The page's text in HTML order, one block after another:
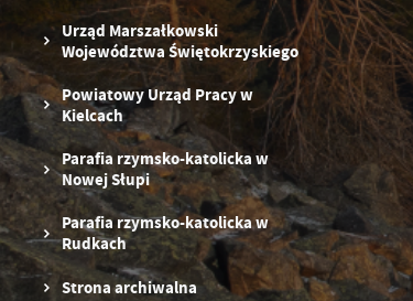
Urząd Marszałkowski
Województwa Świętokrzyskiego
Powiatowy Urząd Pracy w
Kielcach
Parafia rzymsko-katolicka w
Nowej Słupi
Parafia rzymsko-katolicka w
Rudkach
Strona archiwalna